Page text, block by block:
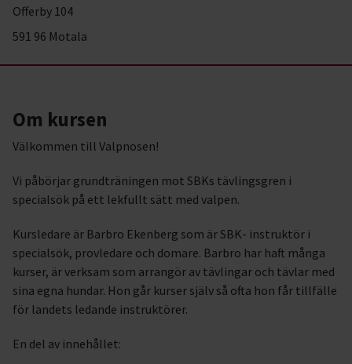
Offerby 104
591 96 Motala
Om kursen
Välkommen till Valpnosen!
Vi påbörjar grundträningen mot SBKs tävlingsgren i
specialsök på ett lekfullt sätt med valpen.
Kursledare är Barbro Ekenberg som är SBK- instruktör i
specialsök, provledare och domare. Barbro har haft många
kurser, är verksam som arrangör av tävlingar och tävlar med
sina egna hundar. Hon går kurser själv så ofta hon får tillfälle
för landets ledande instruktörer.
En del av innehållet: